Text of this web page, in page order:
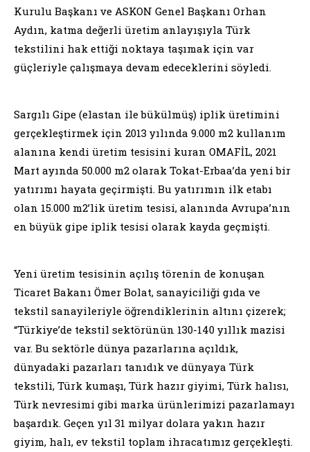
Kurulu Başkanı ve ASKON Genel Başkanı Orhan
Aydın, katma değerli üretim anlayışıyla Türk
tekstilini hak ettiği noktaya taşımak için var
güçleriyle çalışmaya devam edeceklerini söyledi.
Sargılı Gipe (elastan ile bükülmüş) iplik üretimini
gerçekleştirmek için 2013 yılında 9.000 m2 kullanım
alanına kendi üretim tesisini kuran OMAFİL, 2021
Mart ayında 50.000 m2 olarak Tokat-Erbaa’da yeni bir
yatırımı hayata geçirmişti. Bu yatırımın ilk etabı
olan 15.000 m2’lik üretim tesisi, alanında Avrupa’nın
en büyük gipe iplik tesisi olarak kayda geçmişti.
Yeni üretim tesisinin açılış törenin de konuşan
Ticaret Bakanı Ömer Bolat, sanayiciliği gıda ve
tekstil sanayileriyle öğrendiklerinin altını çizerek;
“Türkiye’de tekstil sektörünün 130-140 yıllık mazisi
var. Bu sektörle dünya pazarlarına açıldık,
dünyadaki pazarları tanıdık ve dünyaya Türk
tekstili, Türk kumaşı, Türk hazır giyimi, Türk halısı,
Türk nevresimi gibi marka ürünlerimizi pazarlamayı
başardık. Geçen yıl 31 milyar dolara yakın hazır
giyim, halı, ev tekstil toplam ihracatımız gerçekleşti.